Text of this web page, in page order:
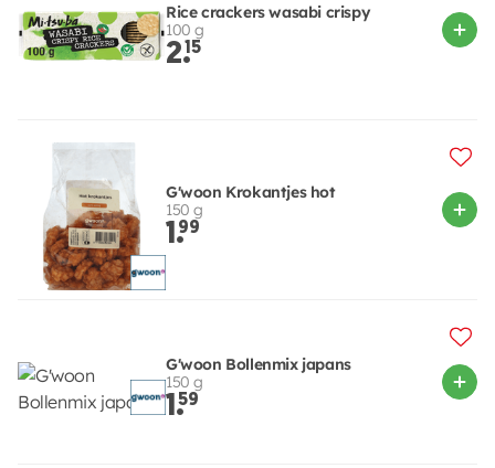
Rice crackers wasabi crispy
100 g
2.15
G'woon Krokantjes hot
150 g
1.99
G'woon Bollenmix japans
150 g
1.59